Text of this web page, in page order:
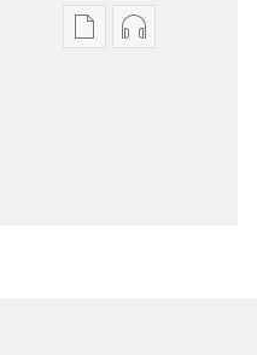
JulkaisujenÄänitteiden